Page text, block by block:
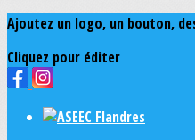
Ajoutez un logo, un bouton,
Cliquez pour éditer